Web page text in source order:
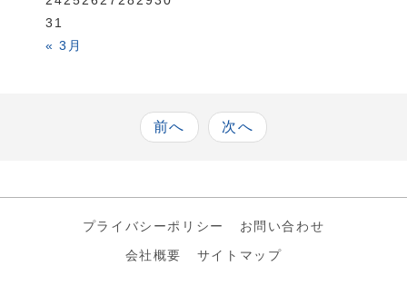
31
« 3月
前へ 次へ
プライバシーポリシー
お問い合わせ
会社概要
サイトマップ